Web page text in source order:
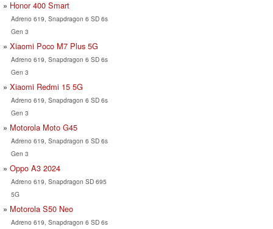
Honor 400 Smart
Adreno 619, Snapdragon 6 SD 6s
Gen 3
Xiaomi Poco M7 Plus 5G
Adreno 619, Snapdragon 6 SD 6s
Gen 3
Xiaomi Redmi 15 5G
Adreno 619, Snapdragon 6 SD 6s
Gen 3
Motorola Moto G45
Adreno 619, Snapdragon 6 SD 6s
Gen 3
Oppo A3 2024
Adreno 619, Snapdragon SD 695
5G
Motorola S50 Neo
Adreno 619, Snapdragon 6 SD 6s